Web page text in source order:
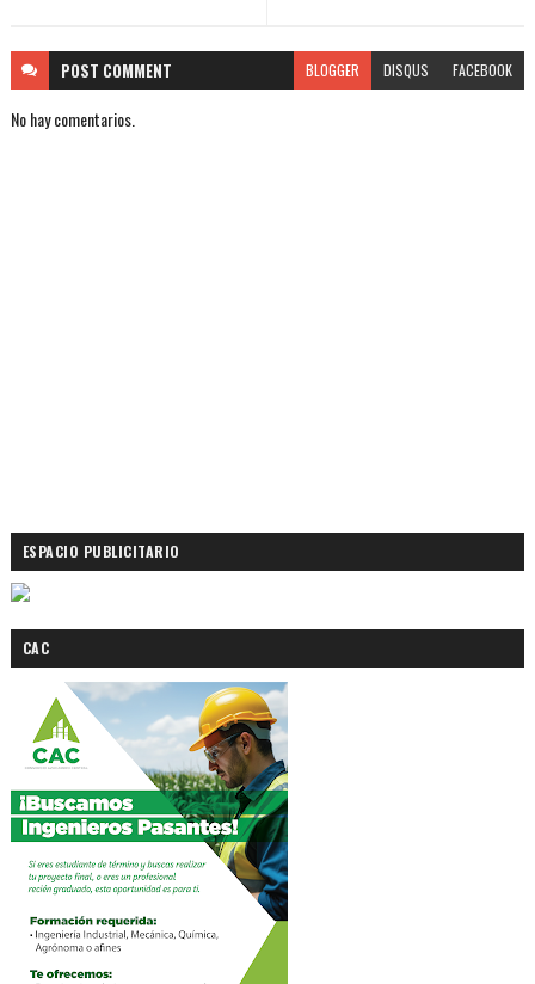
POST COMMENT BLOGGER DISQUS FACEBOOK
No hay comentarios.
ESPACIO PUBLICITARIO
CAC